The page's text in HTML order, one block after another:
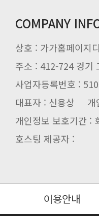
COMPANY
상호 : 가가홈페이지
주소 : 412-724 경기
사업자등록번호 :
대표자 : 신용상 개
개인정보 보호기간 :
호스팅 제공자 :
이용안내